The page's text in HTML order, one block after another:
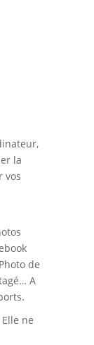
la
vos
de
A
ne